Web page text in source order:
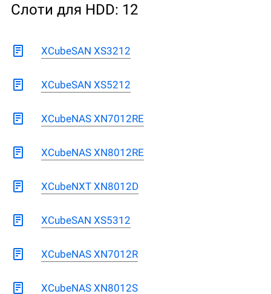
Слоти для HDD: 12
XCubeSAN XS3212
XCubeSAN XS5212
XCubeNAS XN7012RE
XCubeNAS XN8012RE
XCubeNXT XN8012D
XCubeSAN XS5312
XCubeNAS XN7012R
XCubeNAS XN8012S